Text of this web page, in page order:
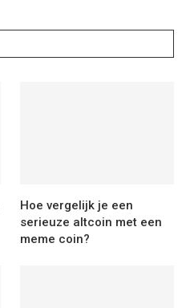
Hoe vergelijk je een
serieuze altcoin met een
meme coin?